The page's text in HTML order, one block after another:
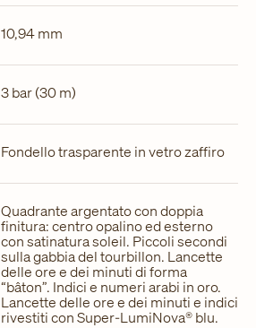
10,94 mm
3 bar (30 m)
Fondello trasparente in vetro zaffiro
Quadrante argentato con doppia
finitura: centro opalino ed esterno
con satinatura soleil. Piccoli secondi
sulla gabbia del tourbillon. Lancette
delle ore e dei minuti di forma
“bâton”. Indici e numeri arabi in oro.
Lancette delle ore e dei minuti e indici
rivestiti con Super-LumiNova® blu.